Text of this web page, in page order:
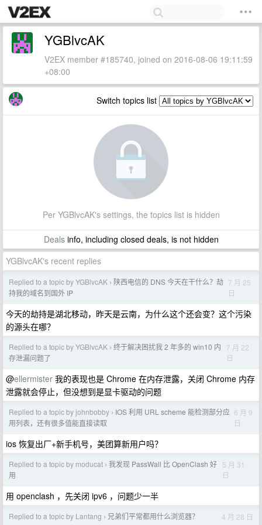
YGBlvcAK
V2EX member #185740, joined on 2016-08-06 19:11:59
+08:00
Switch topics list
Per YGBlvcAK's settings, the topics list is hidden
Dealsinfo, including closed deals, is not hidden
YGBlvcAK's recent replies
Replied to a topic by YGBlvcAK › 陕西电信的 DNS 今天在干什么？劫
持我的域名到国外 IP
7 月 25
日
今天的劫持是湖北移动，昨天是云南，为什么这个还会变？这个污染
的源头在哪？
Replied to a topic by YGBlvcAK › 终于解决困扰我 2 年多的 win10 内
存泄漏问题了
7 月 22
日
@ellermister 我的表现也是 Chrome 在内存泄露，关闭 Chrome 内存
泄露就会停止，但没想到是显卡驱动的问题
Replied to a topic by johnbobby › IOS 利用 URL scheme 能检测部分应
用列表，还有很多值能直接读取
6 月 9
日
ios 恢复出厂+新手机号，美团算新用户吗？
Replied to a topic by moducat › 我发现 PassWall 比 OpenClash 好
用
5 月 31
日
用 openclash ，先关闭 ipv6 ，问题少一半
Replied to a topic by Lantang › 兄弟们平常都用什么浏览器？ 4 月 28 日